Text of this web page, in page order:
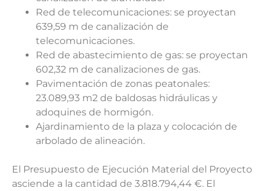
Red de telecomunicaciones: se proyectan
639,59 m de canalización de
telecomunicaciones.
Red de abastecimiento de gas: se proyectan
602,32 m de canalizaciones de gas.
Pavimentación de zonas peatonales:
23.089,93 m2 de baldosas hidráulicas y
adoquines de hormigón.
Ajardinamiento de la plaza y colocación de
arbolado de alineación.
El Presupuesto de Ejecución Material del Proyecto
asciende a la cantidad de 3.818.794,44 €. El